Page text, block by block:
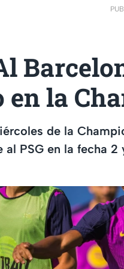
la
de la
al PSG en la fecha